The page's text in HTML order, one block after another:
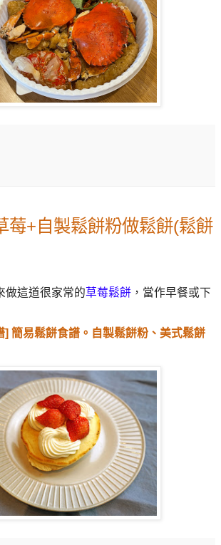
莓+自製鬆餅粉做鬆餅(鬆餅
做這道很家常的草莓鬆餅 ，當作早餐或下
] 簡易鬆餅食譜。自製鬆餅粉、美式鬆餅